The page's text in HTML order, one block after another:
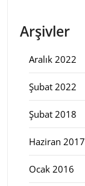
Arşivler
Aralık 2022
Şubat 2022
Şubat 2018
Haziran 2017
Ocak 2016